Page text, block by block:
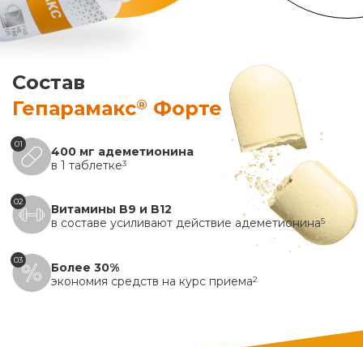
Состав
Гепарамакс® Форте
01
400 мг адеметионина
в 1 таблетке3
02
Витамины B9 и B12
в составе усиливают действие адеметионина5
03
Более 30%
экономия средств на курс приема2